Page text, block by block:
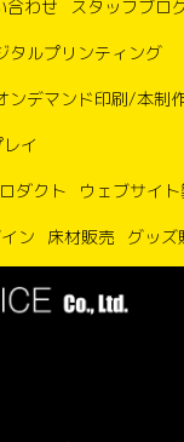
合わせ
スタッフブロ
タルプリンティング
ンデマンド印刷/本制
イ
ダクト
ウェブサイ
ン 床材販売 グッズ